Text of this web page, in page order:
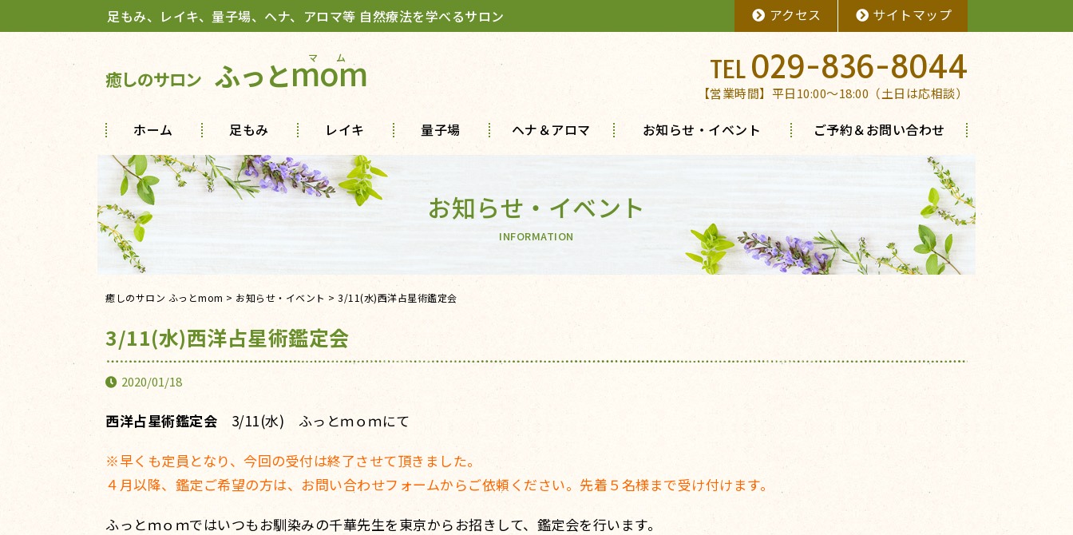
足もみ、レイキ、量子場、ヘナ、アロマ等 自然療法を学べるサロン アクセス サイトマップ
癒しのサロン ふっとmom 029-836-8044
【営業時間】平日10:00～18:00（土日は応相談）
ホーム 足もみ レイキ 量子場 ヘナ＆アロマ お知らせ・イベント ご予約＆お問い合わせ
お知らせ・イベント
INFORMATION
癒しのサロン ふっとmom > お知らせ・イベント > 3/11(水)西洋占星術鑑定会
3/11(水)西洋占星術鑑定会
2020/01/18
西洋占星術鑑定会 3/11(水) ふっとｍｏｍにて
※早くも定員となり、今回の受付は終了させて頂きました。
４月以降、鑑定ご希望の方は、お問い合わせフォームからご依頼ください。先着５名様まで受け付けます。
ふっとｍｏｍではいつもお馴染みの千華先生を東京からお招きして、鑑定会を行います。